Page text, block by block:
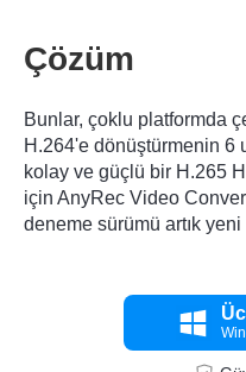
Çözüm
Bunlar, çoklu platformda
H.264'e dönüştürmenin 6
kolay ve güçlü bir H.265
için AnyRec Video
deneme sürümü artık